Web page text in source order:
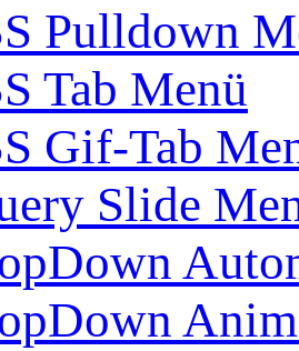
Pulldown
Tab Menü
Gif-Tab
Slide